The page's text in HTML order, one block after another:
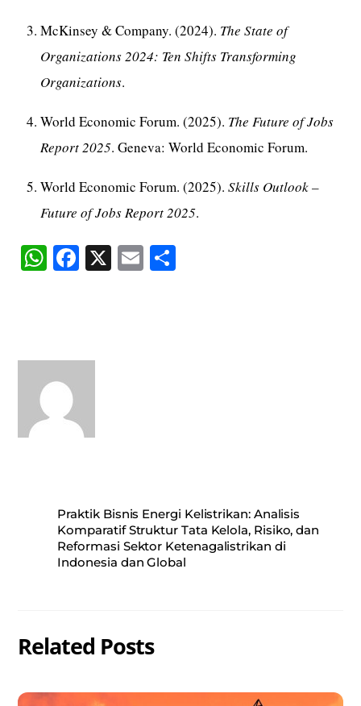
McKinsey & Company. (2024). The State of
Organizations 2024: Ten Shifts Transforming
Organizations.
World Economic Forum. (2025). The Future of Jobs
Report 2025. Geneva: World Economic Forum.
World Economic Forum. (2025). Skills Outlook –
Future of Jobs Report 2025.
W
pp
Fa X E
Praktik Bisnis Energi Kelistrikan: Analisis
Komparatif Struktur Tata Kelola, Risiko, dan
Reformasi Sektor Ketenagalistrikan di
Indonesia dan Global
Related Posts